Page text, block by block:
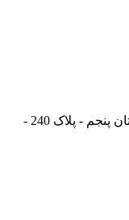
تهران - خیابان پاسداران - خیابان گلستان پنجم - پلاک 240 -